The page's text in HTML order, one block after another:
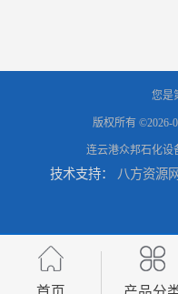
您是
版权所有 ©2026-
连云港众邦石化设
技术支持： 八方资源网